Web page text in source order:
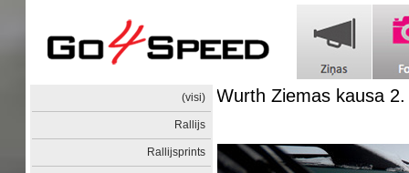
(visi)
Rallijs
Rallijsprints
Wurth Ziemas kausa